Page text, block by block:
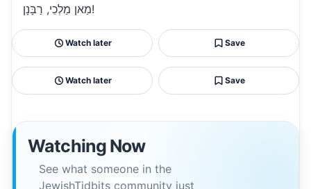
מַאן מַלְכֵי, רַבָּנָן!
Watch later Save
Watch later Save
Watching Now
See what someone in the
JewishTidbits community just